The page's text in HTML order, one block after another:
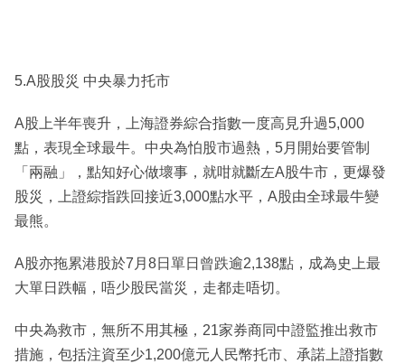
5.A股股災 中央暴力托市
A股上半年喪升，上海證券綜合指數一度高見升過5,000
點，表現全球最牛。中央為怕股市過熱，5月開始要管制
「兩融」，點知好心做壞事，就咁就斷左A股牛市，更爆發
股災，上證綜指跌回接近3,000點水平，A股由全球最牛變
最熊。
A股亦拖累港股於7月8日單日曾跌逾2,138點，成為史上最
大單日跌幅，唔少股民當災，走都走唔切。
中央為救市，無所不用其極，21家券商同中證監推出救市
措施，包括注資至少1,200億元人民幣托市、承諾上證指數